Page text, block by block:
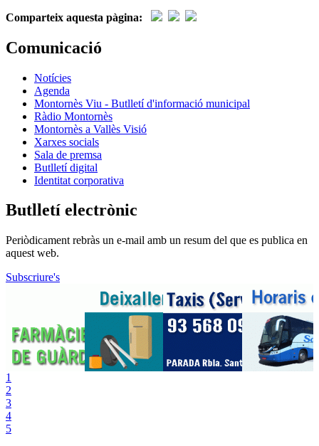
Comparteix aquesta pàgina:
Comunicació
Notícies
Agenda
Montornès Viu - Butlletí d'informació municipal
Ràdio Montornès
Montornès a Vallès Visió
Xarxes socials
Sala de premsa
Butlletí digital
Identitat corporativa
Butlletí electrònic
Periòdicament rebràs un e-mail amb un resum del que es publica en
aquest web.
Subscriure's
1
2
3
4
5